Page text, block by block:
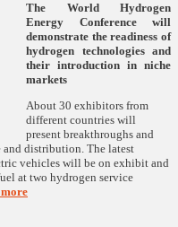
The World Hydrogen
Energy Conference will
demonstrate the readiness of
hydrogen technologies and
their introduction in niche
markets
About 30 exhibitors from
different countries will
present breakthroughs and
distribution. The latest
vehicles will be on exhibit and
at two hydrogen service